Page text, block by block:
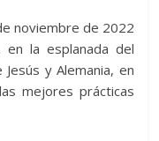
noviembre de 2022
la esplanada del
y Alemania, en
mejores prácticas